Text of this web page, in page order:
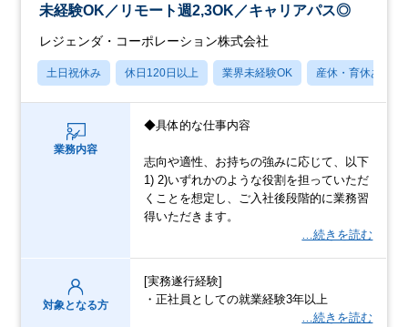
未経験OK／リモート週2,3OK／キャリアパス◎
レジェンダ・コーポレーション株式会社
土日祝休み 休日120日以上 業界未経験OK 産休・育休あり
業務内容
◆具体的な仕事内容
志向や適性、お持ちの強みに応じて、以下
1) 2)いずれかのような役割を担っていただ
くことを想定し、ご入社後段階的に業務習
得いただきます。
…続きを読む
対象となる方
[実務遂行経験]
・正社員としての就業経験3年以上
…続きを読む